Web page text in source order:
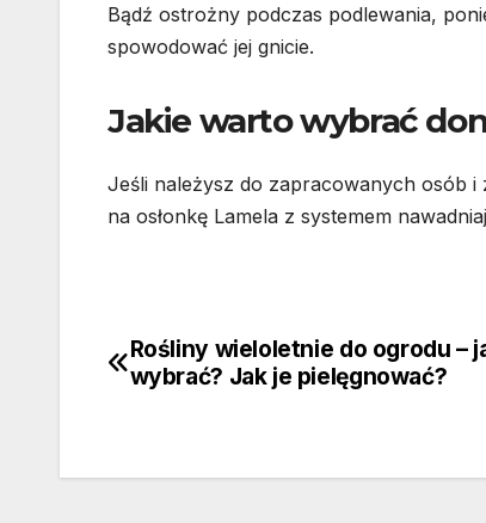
Bądź ostrożny podczas podlewania,
spowodować jej gnicie.
Jakie warto wybrać
Jeśli należysz do zapracowanych osób i
na osłonkę Lamela z systemem
Nawigacja
Rośliny wieloletnie do ogrodu –
wybrać? Jak je pielęgnować?